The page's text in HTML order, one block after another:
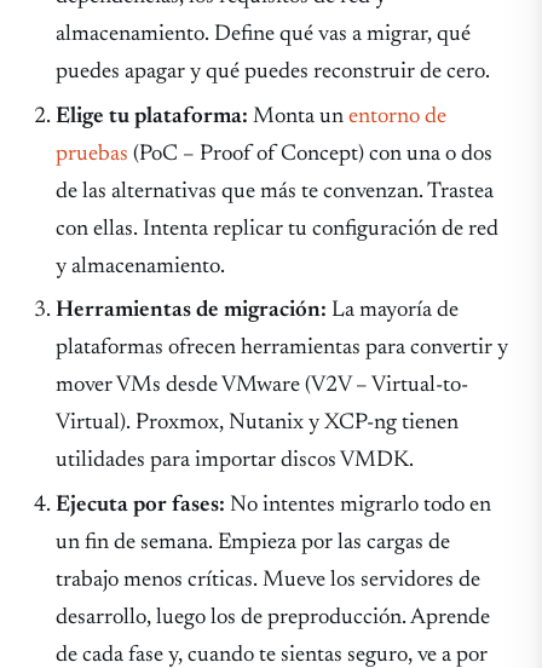
almacenamiento. Define qué vas a migrar, qué
puedes apagar y qué puedes reconstruir de cero.
Elige tu plataforma: Monta unentorno de
pruebas (PoC – Proof of Concept) con una o dos
de las alternativas que más te convenzan. Trastea
con ellas. Intenta replicar tu configuración de red
y almacenamiento.
Herramientas de migración: La mayoría de
plataformas ofrecen herramientas para convertir y
mover VMs desde VMware (V2V – Virtual-to-
Virtual). Proxmox, Nutanix y XCP-ng tienen
utilidades para importar discos VMDK.
Ejecuta por fases: No intentes migrarlo todo en
un fin de semana. Empieza por las cargas de
trabajo menos críticas. Mueve los servidores de
desarrollo, luego los de preproducción. Aprende
de cada fase y, cuando te sientas seguro, ve a por